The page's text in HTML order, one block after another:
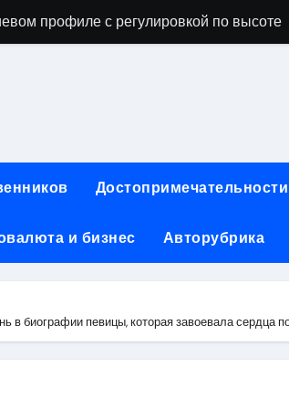
профиле с регулировкой по высоте
базальтовых огнеупорных
без верификации и участия банков с
проблемных угольных предприятий
и офисы продаж турагентств в России
Достопримечательности
и бизнес Авторубрика
в биографии певицы, которая завоевала сердца